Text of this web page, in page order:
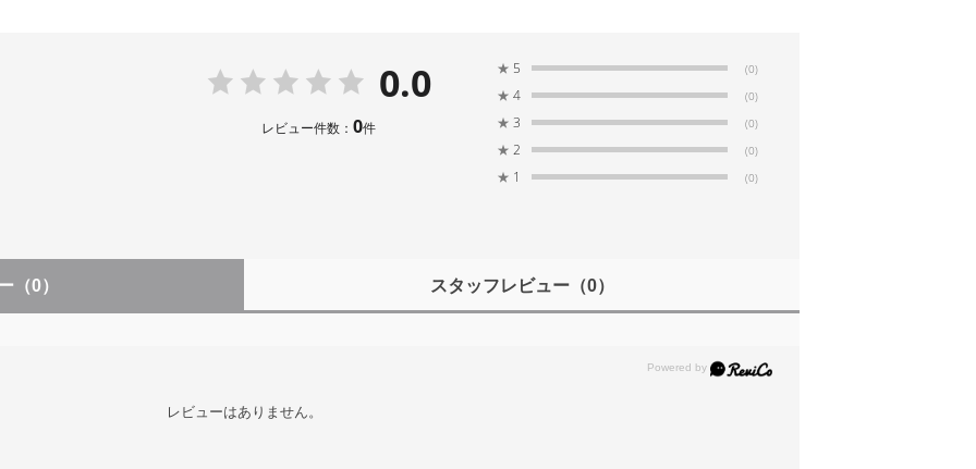
イズ リダクションとダイナミックレンジの最適化により、クリアで鮮明な映像を、どのような状況でも実現。
新しいレンズ交換式デザインは、レンズ交換セットを使って、破損したレンズを取り外し、新しいレンズをはめ
ドフィルムを採用し、X4と比較して耐落下性が100％向上しており、鍵やコインなどの金属による傷に効果的に耐
50/30/25/24fps
0.0
レビュー件数： 0件
★ 5 (0)
★ 4 (0)
★ 3 (0)
★ 2 (0)
★ 1 (0)
（0） スタッフレビュー（0）
レビューはありません。